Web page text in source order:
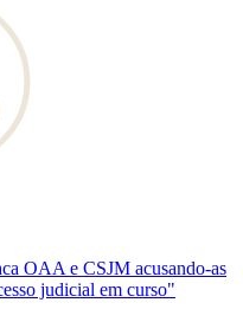
OAA e CSJM acusando-as
judicial em curso"